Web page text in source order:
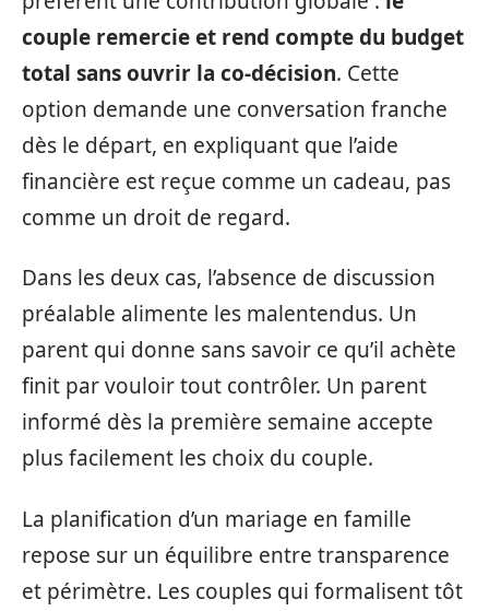
couple remercie et rend compte du budget
total sans ouvrir la co-décision. Cette
option demande une conversation franche
dès le départ, en expliquant que l’aide
financière est reçue comme un cadeau, pas
comme un droit de regard.
Dans les deux cas, l’absence de discussion
préalable alimente les malentendus. Un
parent qui donne sans savoir ce qu’il achète
finit par vouloir tout contrôler. Un parent
informé dès la première semaine accepte
plus facilement les choix du couple.
La planification d’un mariage en famille
repose sur un équilibre entre transparence
et périmètre. Les couples qui formalisent tôt